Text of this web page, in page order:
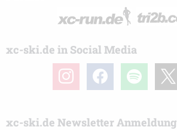
xc-ski.de in Social Media
instagramfacebook spotify
xc-ski.de Newsletter Anmeldung